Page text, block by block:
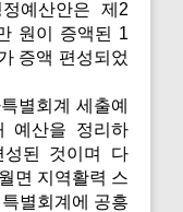
예산안은 제2
원이 증액된 1
증액 편성되었
별회계 세출예
예산을 정리하
된 것이며 다
면 지역활력 스
별회계에 공흥